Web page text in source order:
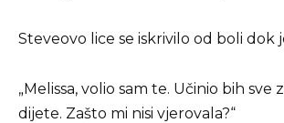
Steveovo lice se iskrivilo od boli dok
„Melissa, volio sam te. Učinio bih sve
dijete. Zašto mi nisi vjerovala?“